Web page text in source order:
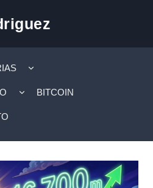
ALTERNAR
ALTERNAR
MENÚ
BITCOIN